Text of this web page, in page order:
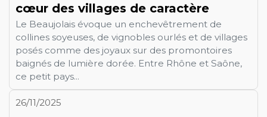
cœur des villages de caractère
Le Beaujolais évoque un enchevêtrement de
collines soyeuses, de vignobles ourlés et de villages
posés comme des joyaux sur des promontoires
baignés de lumière dorée. Entre Rhône et Saône,
ce petit pays...
26/11/2025